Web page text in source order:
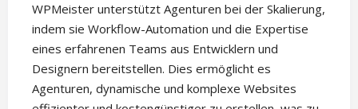
WPMeister unterstützt Agenturen bei der Skalierung,
indem sie Workflow-Automation und die Expertise
eines erfahrenen Teams aus Entwicklern und
Designern bereitstellen. Dies ermöglicht es
Agenturen, dynamische und komplexe Websites